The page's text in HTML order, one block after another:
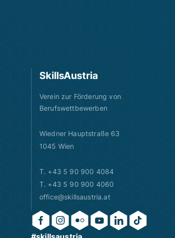
SkillsAustria
Verein zur Förderung von
Berufswettbewerben
Wiedner Hauptstraße 63
1045 Wien
T. +43 5 90 900 4084
T. +43 5 90 900 4060
office@skillsaustria.at